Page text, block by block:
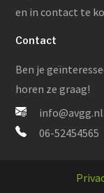
en in contact te
Contact
Ben je
horen ze graag!
info@avgg.nl
06-52454565